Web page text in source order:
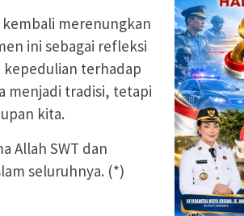
merenungkan
ini sebagai refleksi
terhadap
menjadi tradisi, tetapi
kita.
Allah SWT dan
seluruhnya. (*)